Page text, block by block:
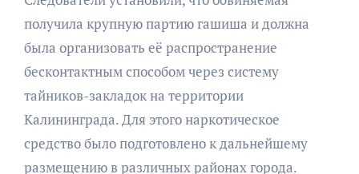
получила крупную партию гашиша и должна
была организовать её распространение
бесконтактным способом через систему
тайников-закладок на территории
Калининграда. Для этого наркотическое
средство было подготовлено к дальнейшему
размещению в различных районах города.